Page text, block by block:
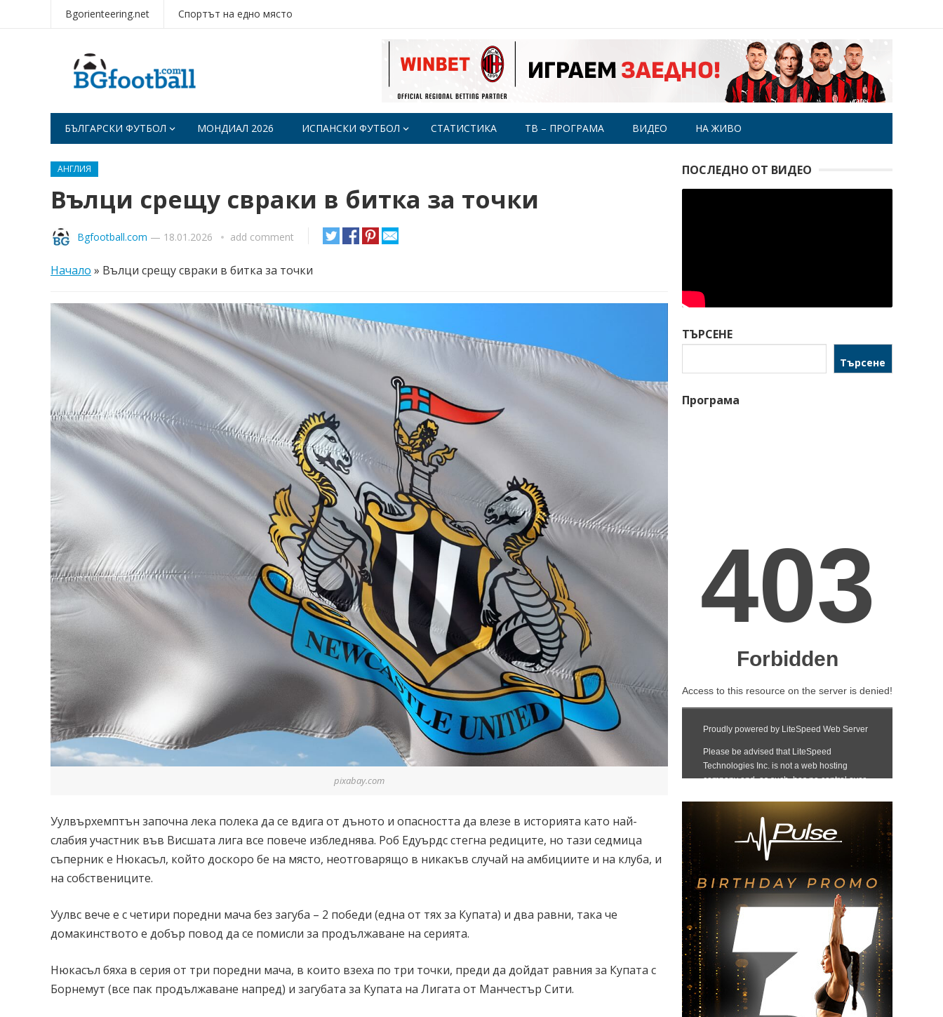
Bgorienteering.net Спортът на едно място
БЪЛГАРСКИ ФУТБОЛ МОНДИАЛ 2026 ИСПАНСКИ ФУТБОЛ СТАТИСТИКА ТВ – ПРОГРАМА ВИДЕО НА ЖИВО
АНГЛИЯ
Вълци срещу свраки в битка за точки
Bgfootball.com — 18.01.2026 add comment
Начало » Вълци срещу свраки в битка за точки
pixabay.com
Уулвърхемптън започна лека полека да се вдига от дъното и опасността да влезе в историята като най-
слабия участник във Висшата лига все повече избледнява. Роб Едуърдс стегна редиците, но тази седмица
съперник е Нюкасъл, който доскоро бе на място, неотговарящо в никакъв случай на амбициите и на клуба, и
на собствениците.
Уулвс вече е с четири поредни мача без загуба – 2 победи (една от тях за Купата) и два равни, така че
домакинството е добър повод да се помисли за продължаване на серията.
Нюкасъл бяха в серия от три поредни мача, в които взеха по три точки, преди да дойдат равния за Купата с
Борнемут (все пак продължаване напред) и загубата за Купата на Лигата от Манчестър Сити.
ПОСЛЕДНО ОТ ВИДЕО
ТЪРСЕНЕ
Търсене
Програма